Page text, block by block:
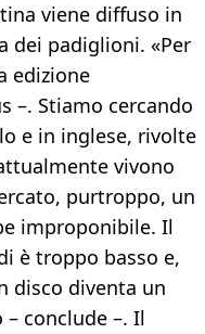
viene diffuso in
dei padiglioni. «Per
edizione
–. Stiamo cercando
e in inglese, rivolte
vivono
purtroppo, un
improponibile. Il
è troppo basso e,
disco diventa un
conclude –. Il